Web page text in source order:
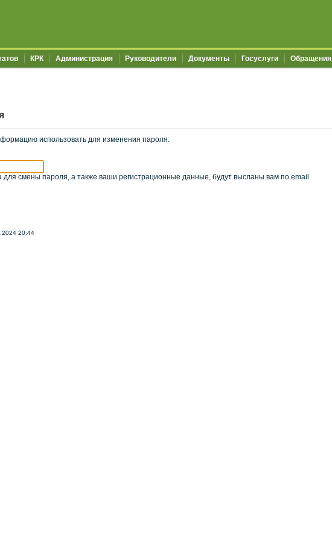
КРК Администрация Руководители Документы Госуслуги Обращения
использовать для изменения пароля:
для смены пароля, а также ваши регистрационные данные, будут высланы вам по email.
20:44